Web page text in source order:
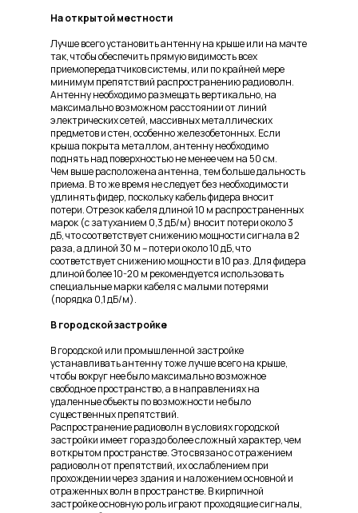
На открытой местности
Лучше всего установить антенну на крыше или на мачте
так, чтобы обеспечить прямую видимость всех
приемопередатчиков системы, или по крайней мере
минимум препятствий распространению радиоволн.
Антенну необходимо размещать вертикально, на
максимально возможном расстоянии от линий
электрических сетей, массивных металлических
предметов и стен, особенно железобетонных. Если
крыша покрыта металлом, антенну необходимо
поднять над поверхностью не менее чем на 50 см.
Чем выше расположена антенна, тем больше дальность
приема. В то же время не следует без необходимости
удлинять фидер, поскольку кабель фидера вносит
потери. Отрезок кабеля длиной 10 м распространенных
марок (с затуханием 0,3 дБ/м) вносит потери около 3
дБ, что соответствует снижению мощности сигнала в 2
раза, а длиной 30 м – потери около 10 дБ, что
соответствует снижению мощности в 10 раз. Для фидера
длиной более 10-20 м рекомендуется использовать
специальные марки кабеля с малыми потерями
(порядка 0,1 дБ/м).
В городской застройке
В городской или промышленной застройке
устанавливать антенну тоже лучше всего на крыше,
чтобы вокруг нее было максимально возможное
свободное пространство, а в направлениях на
удаленные объекты по возможности не было
существенных препятствий.
Распространение радиоволн в условиях городской
застройки имеет гораздо более сложный характер, чем
в открытом пространстве. Это связано с отражением
радиоволн от препятствий, их ослаблением при
прохождении через здания и наложением основной и
отраженных волн в пространстве. В кирпичной
застройке основную роль играют проходящие сигналы,